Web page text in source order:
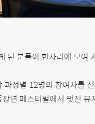
분들이 한자리에 모
과정별 12명의 참여자를
페스티벌에서 멋진